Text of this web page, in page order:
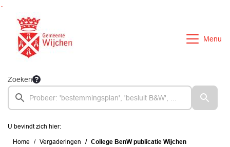
Ga naar de inhoud van deze pagina
Ga naar het zoeken
Ga naar het menu
Menu
Zoeken
U bevindt zich hier:
Home Vergaderingen College BenW publicatie Wijchen